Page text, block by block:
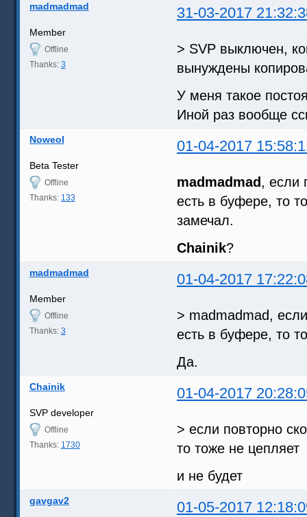
madmadmad 31-03-2017
Member
Offline
Thanks: 3
> SVP выключен,
вынуждены
У меня такое
Иной раз вообще
Noweol 01-04-2017
Beta Tester
Offline
Thanks: 133
madmadmad, если
есть в буфере, то
замечал.
Chainik?
madmadmad 01-04-2017
Member
Offline
Thanks: 3
> madmadmad,
есть в буфере, то
Да.
Chainik 01-04-2017
SVP developer
Offline
Thanks: 1730
> если повторно
то тоже не цепляет
и не будет
gavgav2 01-05-2017